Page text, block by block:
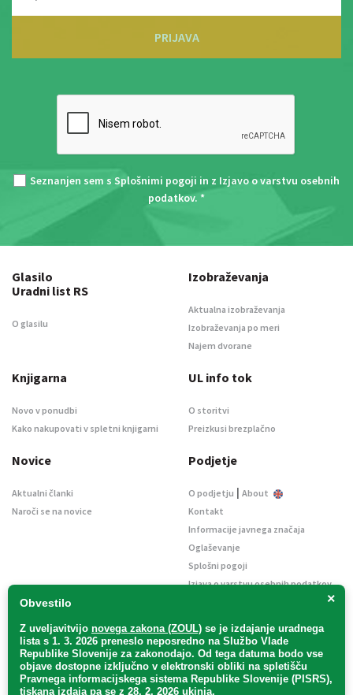
PRIJAVA
Seznanjen sem s Splošnimi pogoji in z Izjavo o varstvu osebnih
podatkov. *
×
Obvestilo
Z uveljavitvijo novega zakona (ZOUL) se je izdajanje uradnega
lista s 1. 3. 2026 preneslo neposredno na Službo Vlade
Republike Slovenije za zakonodajo. Od tega datuma bodo vse
objave dostopne izključno v elektronski obliki na spletišču
Pravnega informacijskega sistema Republike Slovenije (PISRS),
tiskana izdaja pa se z 28. 2. 2026 ukinja.
Glasilo
Uradni list RS
O glasilu
Izobraževanja
Aktualna izobraževanja
Izobraževanja po meri
Najem dvorane
Knjigarna
Novo v ponudbi
Kako nakupovati v spletni knjigarni
UL info tok
O storitvi
Preizkusi brezplačno
Novice
Aktualni članki
Naroči se na novice
Podjetje
O podjetju | About
Kontakt
Informacije javnega značaja
Oglaševanje
Splošni pogoji
Izjava o varstvu osebnih podatkov
Uradni list d. o. o. – v likvidaciji / Vse pravice pridržane.